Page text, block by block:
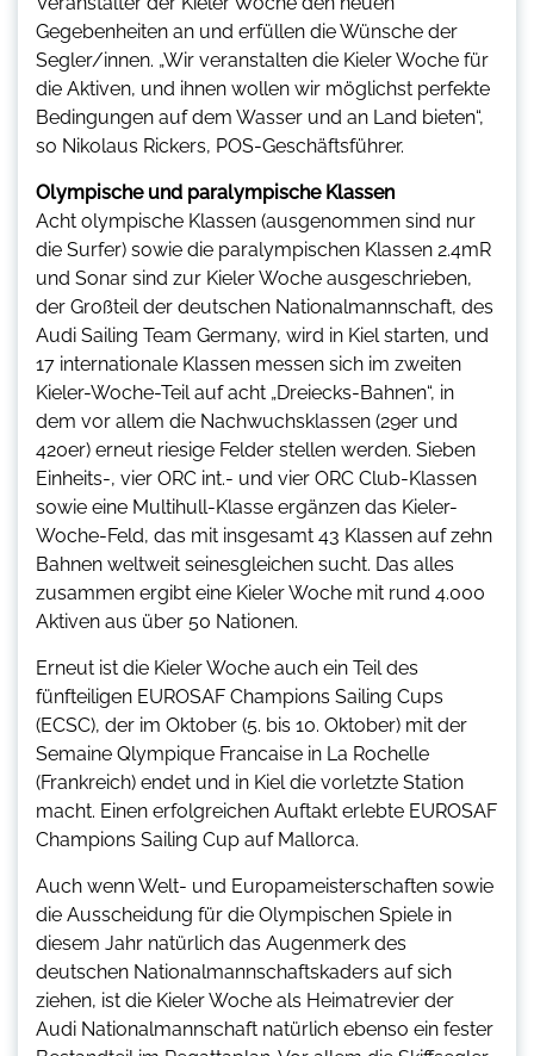
Gegebenheiten an und erfüllen die Wünsche der
Segler/innen. „Wir veranstalten die Kieler Woche für
die Aktiven, und ihnen wollen wir möglichst perfekte
Bedingungen auf dem Wasser und an Land bieten“,
so Nikolaus Rickers, POS-Geschäftsführer.
Olympische und paralympische Klassen
Acht olympische Klassen (ausgenommen sind nur
die Surfer) sowie die paralympischen Klassen 2.4mR
und Sonar sind zur Kieler Woche ausgeschrieben,
der Großteil der deutschen Nationalmannschaft, des
Audi Sailing Team Germany, wird in Kiel starten, und
17 internationale Klassen messen sich im zweiten
Kieler-Woche-Teil auf acht „Dreiecks-Bahnen“, in
dem vor allem die Nachwuchsklassen (29er und
420er) erneut riesige Felder stellen werden. Sieben
Einheits-, vier ORC int.- und vier ORC Club-Klassen
sowie eine Multihull-Klasse ergänzen das Kieler-
Woche-Feld, das mit insgesamt 43 Klassen auf zehn
Bahnen weltweit seinesgleichen sucht. Das alles
zusammen ergibt eine Kieler Woche mit rund 4.000
Aktiven aus über 50 Nationen.
Erneut ist die Kieler Woche auch ein Teil des
fünfteiligen EUROSAF Champions Sailing Cups
(ECSC), der im Oktober (5. bis 10. Oktober) mit der
Semaine Qlympique Francaise in La Rochelle
(Frankreich) endet und in Kiel die vorletzte Station
macht. Einen erfolgreichen Auftakt erlebte EUROSAF
Champions Sailing Cup auf Mallorca.
Auch wenn Welt- und Europameisterschaften sowie
die Ausscheidung für die Olympischen Spiele in
diesem Jahr natürlich das Augenmerk des
deutschen Nationalmannschaftskaders auf sich
ziehen, ist die Kieler Woche als Heimatrevier der
Audi Nationalmannschaft natürlich ebenso ein fester